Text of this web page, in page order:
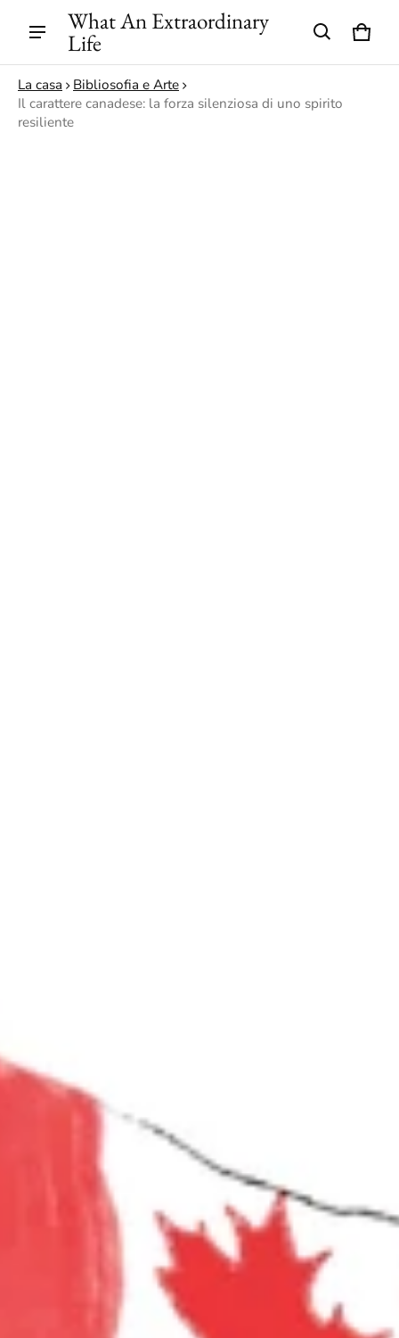
What An Extraordinary
Life 0
La casa
Bibliosofia e Arte
Il carattere canadese: la forza silenziosa di uno spirito
resiliente